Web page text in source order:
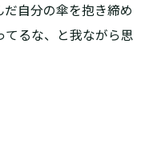
自分の傘を抱き締め
てるな、と我ながら思